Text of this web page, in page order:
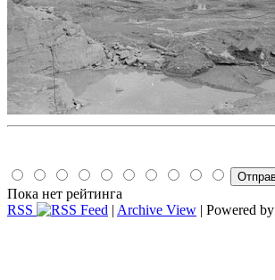
Пока нет рейтинга
RSS
| Archive View | Powered by